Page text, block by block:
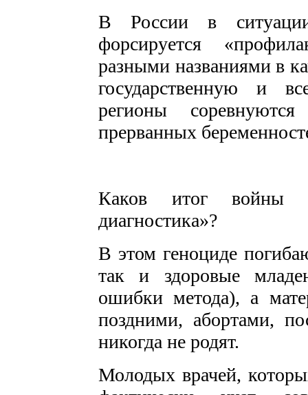
В России в ситуации
форсируется
разными названиями в
государственную и
регионы
прерванных
Каков итог войны
диагностика»?
В этом геноциде
так и здоровые
ошибки метода), а
поздними, абортами,
никогда не родят.
Молодых врачей,